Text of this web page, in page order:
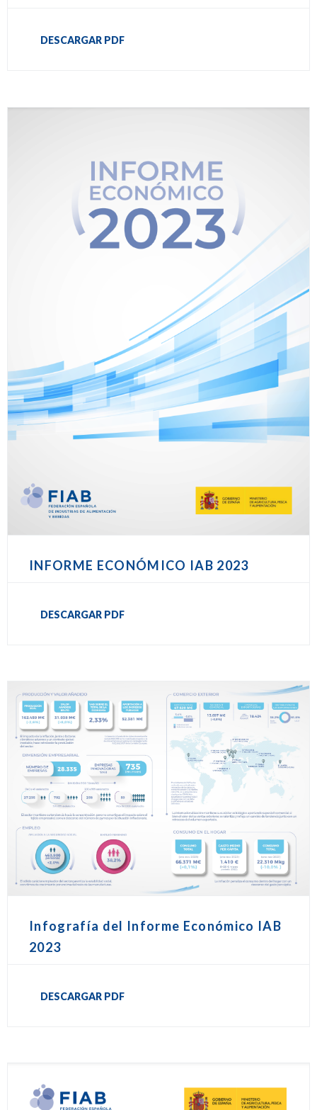
DESCARGAR PDF
INFORME ECONÓMICO IAB 2023
DESCARGAR PDF
Infografía del Informe Económico IAB
2023
DESCARGAR PDF